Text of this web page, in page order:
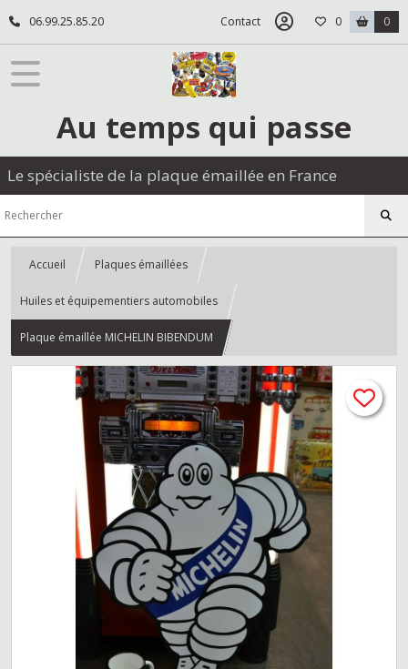
06.99.25.85.20 Contact 0 0
Au temps qui passe
Le spécialiste de la plaque émaillée en France
Accueil Plaques émaillées
Huiles et équipementiers automobiles
Plaque émaillée MICHELIN BIBENDUM